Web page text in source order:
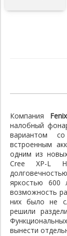
Компания Fenix
налобный
вариантом
встроенным
одним из
Cree XP-L
яркостью
возможность
них было не
решили
вынести